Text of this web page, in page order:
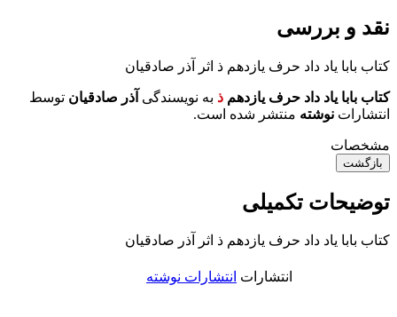
نقد و بررسی
کتاب بابا یاد داد حرف یازدهم ذ اثر آذر صادقیان
کتاب بابا یاد داد حرف یازدهم ذ به نویسندگی آذر صادقیان توسط
انتشارات نوشته منتشر شده است.
مشخصات
بازگشت
توضیحات تکمیلی
کتاب بابا یاد داد حرف یازدهم ذ اثر آذر صادقیان
انتشارات انتشارات نوشته